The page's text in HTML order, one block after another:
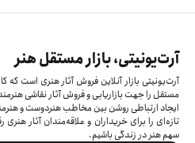
آرت‌یونیتی، بازار مستقل هنر
مستقل را جهت بازاریابی و فروش آثار نقاشی
ایجاد ارتباطی روشن بین مخاطب هنردوست و
تازه‌ای را برای خریداران و علاقه‌مندان آثار
سهم هنر در زندگی باشیم.